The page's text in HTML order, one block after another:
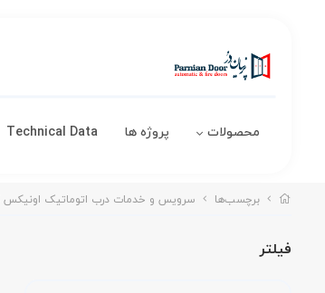
محصولات پروژه ها Technical Data
برچسب‌ها سرویس و خدمات درب اتوماتیک اونیکس ONIX
فیلتر